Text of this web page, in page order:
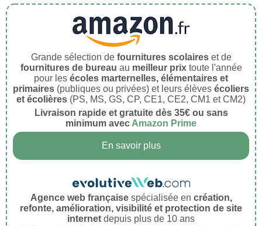
Grande sélection de fournitures scolaireset de
fournitures de bureau au meilleur prixtoute l'année
pour les écoles marternelles, élémentaires et
primaires (publiques ou privées) et leurs élèves écoliers
et écolières (PS, MS, GS, CP, CE1, CE2, CM1 et CM2)
Livraison rapide et gratuite dès 35€ ou sans
minimum avec Amazon Prime
En savoir plus
Agence web françaisespécialisée en création,
refonte, amélioration, visibilité et protection de site
internet depuis plus de 10 ans